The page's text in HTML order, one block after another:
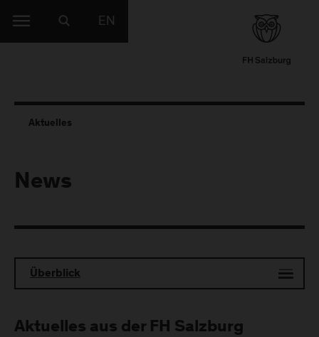
EN
Aktuelles
News
Überblick
Aktuelles aus der FH Salzburg